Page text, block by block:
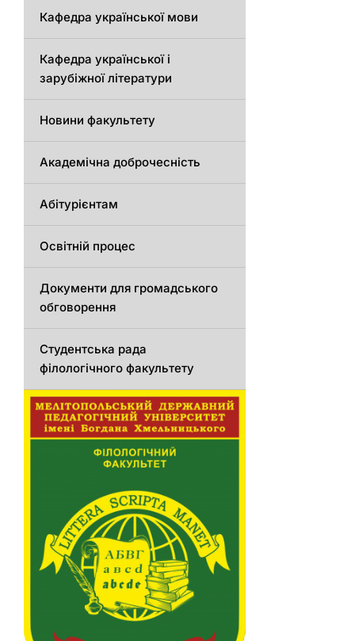
Кафедра української мови
Кафедра української і
зарубіжної літератури
Новини факультету
Академічна доброчесність
Абітурієнтам
Освітній процес
Документи для громадського
обговорення
Студентська рада
філологічного факультету